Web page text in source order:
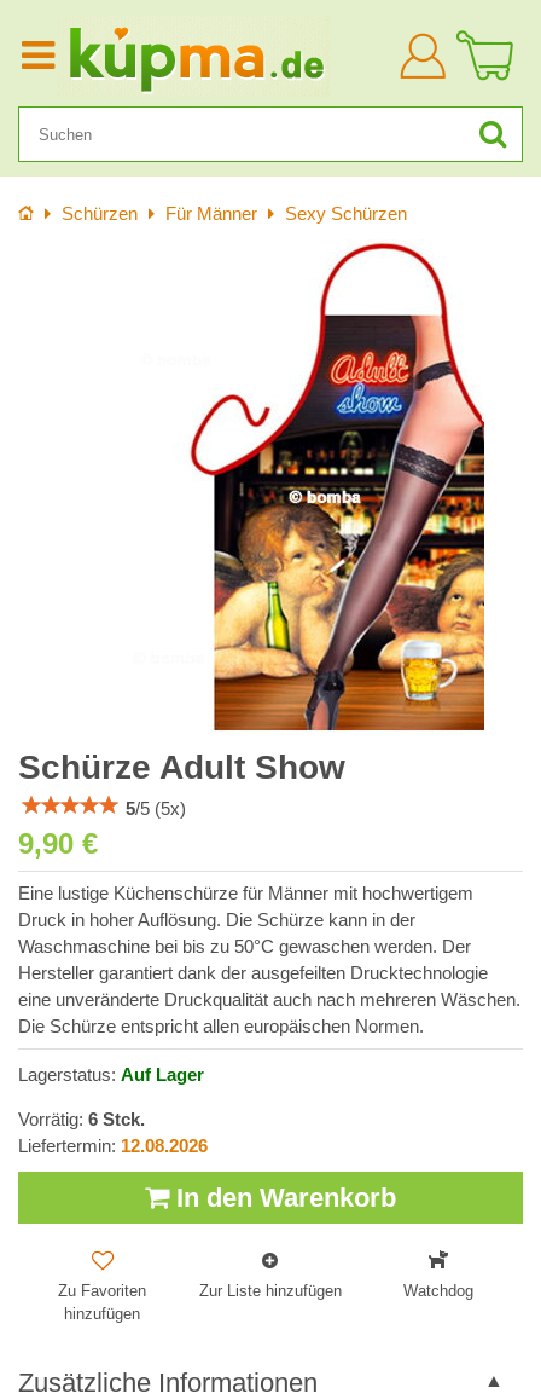
Anmelden
StartseiteSchürzen Für Männer Sexy Schürzen
Schürze Adult Show
5/5 (5x)
9,90 €
Eine lustige Küchenschürze für Männer mit hochwertigem
Druck in hoher Auflösung. Die Schürze kann in der
Waschmaschine bei bis zu 50°C gewaschen werden. Der
Hersteller garantiert dank der ausgefeilten Drucktechnologie
eine unveränderte Druckqualität auch nach mehreren Wäschen.
Die Schürze entspricht allen europäischen Normen.
Lagerstatus: Auf Lager
Vorrätig: 6 Stck.
Liefertermin: 12.08.2026
In den Warenkorb
Zu Favoriten
hinzufügen
Zur Liste hinzufügen Watchdog
Zusätzliche Informationen